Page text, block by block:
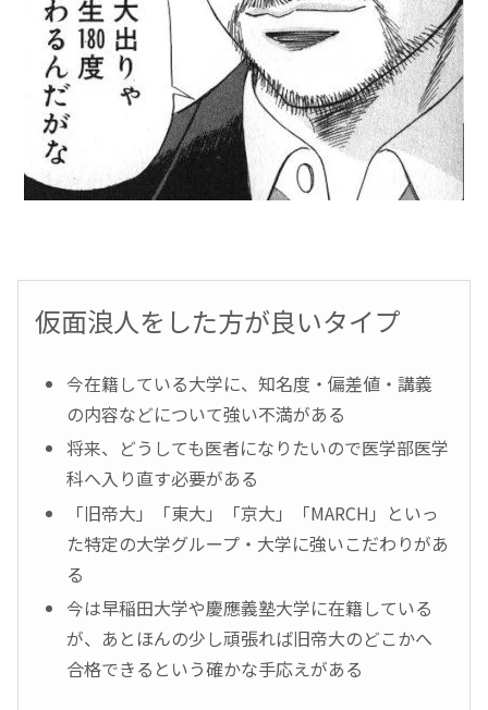
仮面浪人をした方が良いタイプ
今在籍している大学に、知名度・偏差値・講義
の内容などについて強い不満がある
将来、どうしても医者になりたいので医学部医学
科へ入り直す必要がある
「旧帝大」「東大」「京大」「MARCH」といっ
た特定の大学グループ・大学に強いこだわりがあ
る
今は早稲田大学や慶應義塾大学に在籍している
が、あとほんの少し頑張れば旧帝大のどこかへ
合格できるという確かな手応えがある